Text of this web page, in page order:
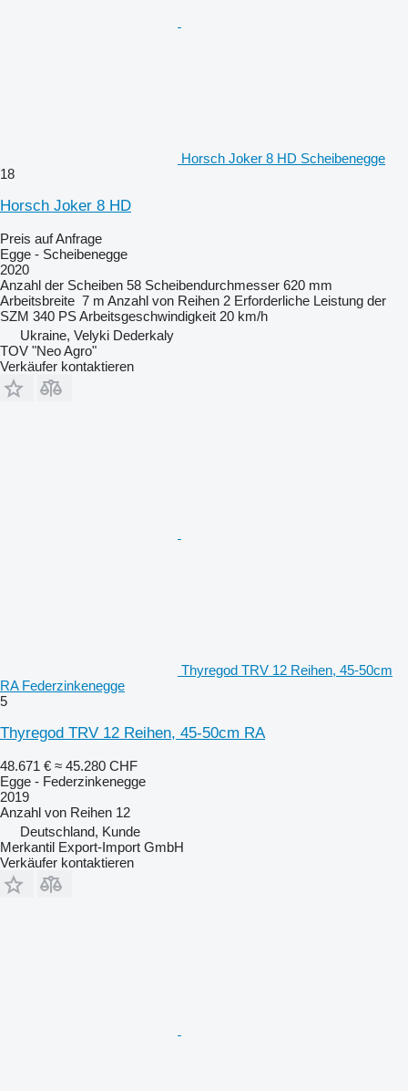
Horsch Joker 8 HD Scheibenegge
18
Horsch Joker 8 HD
Preis auf Anfrage
Egge - Scheibenegge
2020
Anzahl der Scheiben 58 Scheibendurchmesser 620 mm
Arbeitsbreite 7 m Anzahl von Reihen 2 Erforderliche Leistung der
SZM 340 PSArbeitsgeschwindigkeit 20 km/h
Ukraine, Velyki Dederkaly
TOV "Neo Agro"
Verkäufer kontaktieren
Thyregod TRV 12 Reihen, 45-50cm
RA Federzinkenegge
5
Thyregod TRV 12 Reihen, 45-50cm RA
48.671 € ≈ 45.280 CHF
Egge - Federzinkenegge
2019
Anzahl von Reihen 12
Deutschland, Kunde
Merkantil Export-Import GmbH
Verkäufer kontaktieren